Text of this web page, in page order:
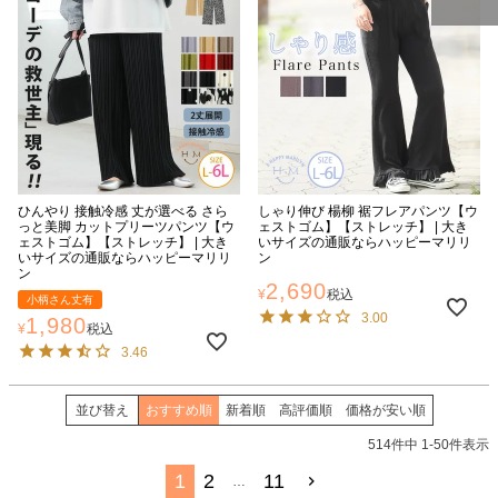
ひんやり 接触冷感 丈が選べる さら
っと美脚 カットプリーツパンツ【ウ
ェストゴム】【ストレッチ】 | 大き
いサイズの通販ならハッピーマリリ
ン
小柄さん丈有
¥1,980税込
3.46
しゃり伸び 楊柳 裾フレアパンツ【ウ
ェストゴム】【ストレッチ】 | 大き
いサイズの通販ならハッピーマリリ
ン
¥2,690税込
3.00
並び替え おすすめ順 新着順 高評価順 価格が安い順
514件中 1 -50件表示
1 2 11
ページトッ
プへ